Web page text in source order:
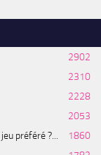
2902
2310
2228
2053
préféré ?...
1860